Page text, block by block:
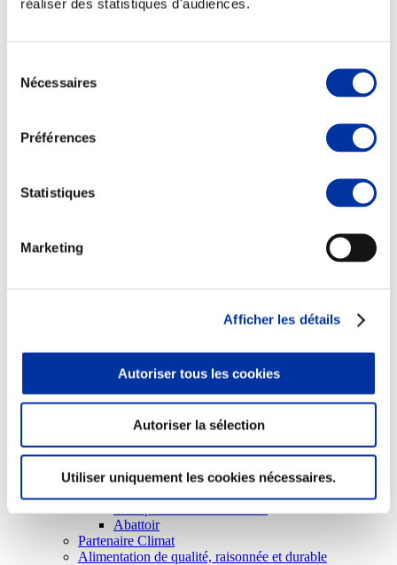
réaliser des statistiques d'audiences.
Nécessaires
Préférences
Statistiques
Marketing
Afficher les détails
Autoriser tous les cookies
Autoriser la sélection
Utiliser uniquement les cookies nécessaires.
Abattoir
Partenaire Climat
Alimentation de qualité, raisonnée et durable